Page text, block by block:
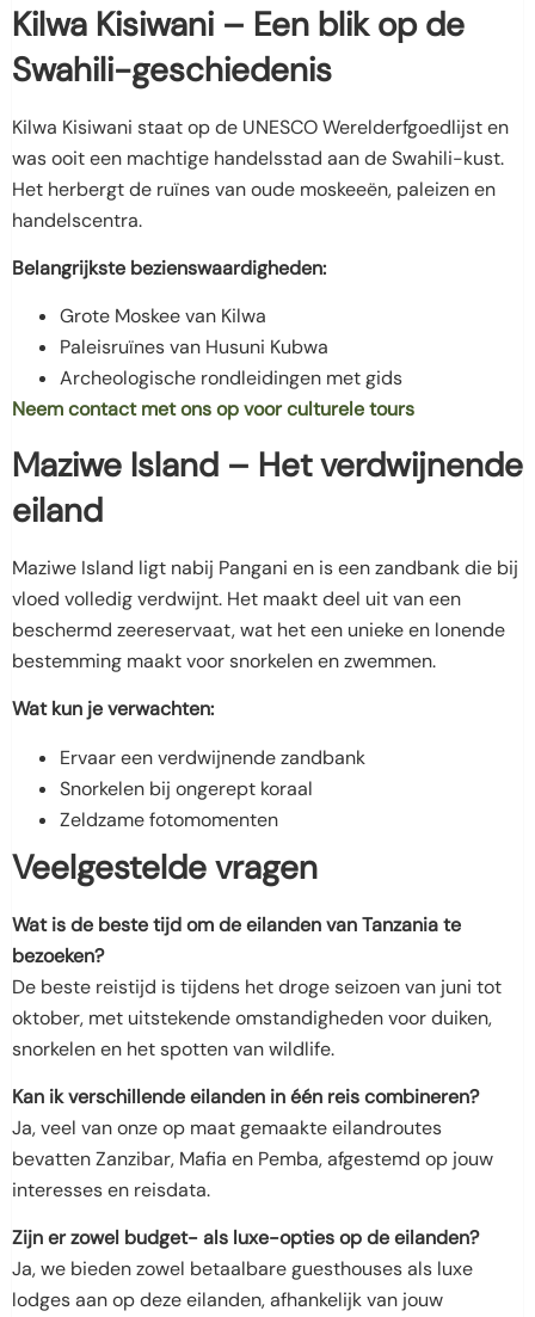
Kilwa Kisiwani – Een blik op de
Swahili-geschiedenis
Kilwa Kisiwani staat op de UNESCO Werelderfgoedlijst en
was ooit een machtige handelsstad aan de Swahili-kust.
Het herbergt de ruïnes van oude moskeeën, paleizen en
handelscentra.
Belangrijkste bezienswaardigheden:
Grote Moskee van Kilwa
Paleisruïnes van Husuni Kubwa
Archeologische rondleidingen met gids
Neem contact met ons op voor culturele tours
Maziwe Island – Het verdwijnende
eiland
Maziwe Island ligt nabij Pangani en is een zandbank die bij
vloed volledig verdwijnt. Het maakt deel uit van een
beschermd zeereservaat, wat het een unieke en lonende
bestemming maakt voor snorkelen en zwemmen.
Wat kun je verwachten:
Ervaar een verdwijnende zandbank
Snorkelen bij ongerept koraal
Zeldzame fotomomenten
Veelgestelde vragen
Wat is de beste tijd om de eilanden van Tanzania te
bezoeken?
De beste reistijd is tijdens het droge seizoen van juni tot
oktober, met uitstekende omstandigheden voor duiken,
snorkelen en het spotten van wildlife.
Kan ik verschillende eilanden in één reis combineren?
Ja, veel van onze op maat gemaakte eilandroutes
bevatten Zanzibar, Mafia en Pemba, afgestemd op jouw
interesses en reisdata.
Zijn er zowel budget- als luxe-opties op de eilanden?
Ja, we bieden zowel betaalbare guesthouses als luxe
lodges aan op deze eilanden, afhankelijk van jouw